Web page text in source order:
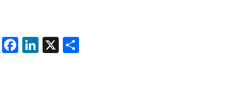
Facebook
LinkedIn
X